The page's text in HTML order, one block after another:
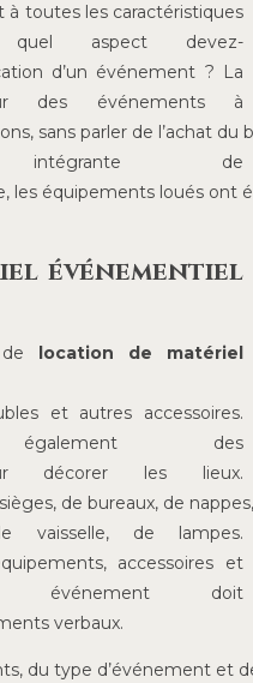
toutes les caractéristiques
quel aspect devez-
d’un événement ? La
des événements à
sans parler de l’achat
de
les équipements loués ont
événementiel
de
location de matériel
et autres accessoires.
des
décorer les lieux.
de bureaux, de
vaisselle, de lampes.
accessoires et
événement doit
verbaux.
du type d’événement